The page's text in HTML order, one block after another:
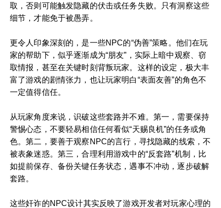
取，否则可能触发隐藏的伏击或任务失败。只有洞察这些
细节，才能免于被愚弄。
更令人印象深刻的，是一些NPC的“伪善”策略。他们在玩
家的帮助下，似乎逐渐成为“朋友”，实际上暗中观察、窃
取情报，甚至在关键时刻背叛玩家。这样的设定，极大丰
富了游戏的剧情张力，也让玩家明白“表面友善”的角色不
一定值得信任。
从玩家角度来说，识破这些套路并不难。第一，需要保持
警惕心态，不要轻易相信任何看似“天赐良机”的任务或角
色。第二，要善于观察NPC的言行，寻找隐藏的线索，不
被表象迷惑。第三，合理利用游戏中的“反套路”机制，比
如提前保存、备份关键任务状态，遇事不冲动，逐步破解
套路。
这些奸诈的NPC设计其实反映了游戏开发者对玩家心理的